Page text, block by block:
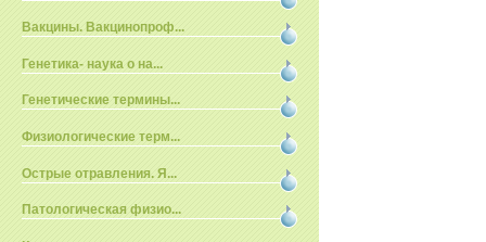
Вакцины. Вакцинопроф...
Генетика- наука о на...
Генетические термины...
Физиологические терм...
Острые отравления. Я...
Патологическая физио...